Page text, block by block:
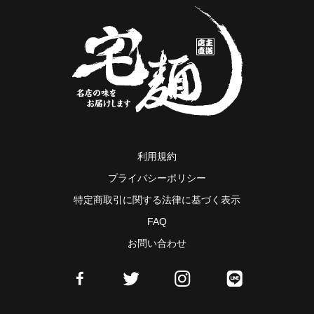
利用規約
プライバシーポリシー
特定商取引に関する法律に基づく表示
FAQ
お問い合わせ